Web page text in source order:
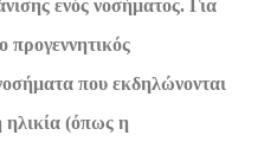
ενός νοσήματος. Για
προγεννητικός
που εκδηλώνονται
ηλικία (όπως η